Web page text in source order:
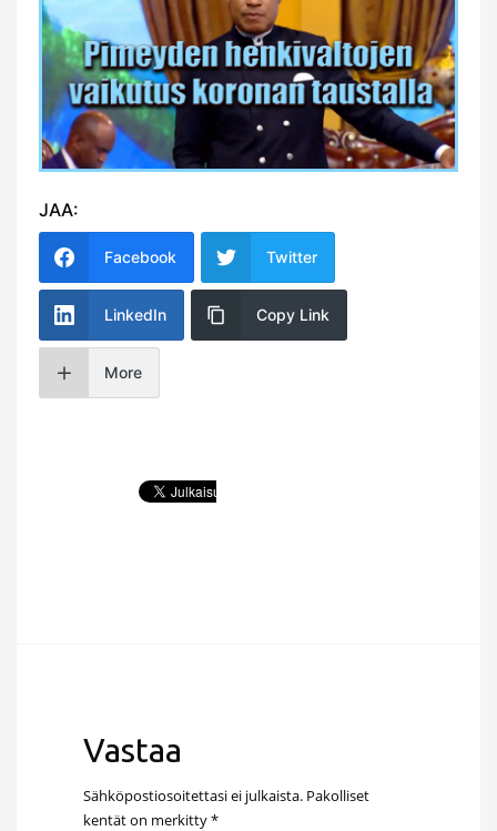
JAA:
Facebook Twitter
LinkedIn Copy Link
More
Vastaa
Sähköpostiosoitettasi ei julkaista. Pakolliset
kentät on merkitty*